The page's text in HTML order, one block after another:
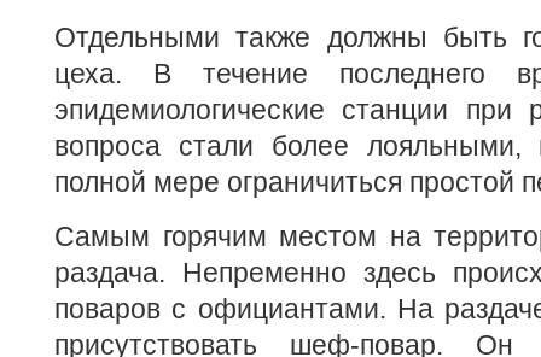
Отдельными также должны быть
цеха. В течение последнего
эпидемиологические станции при
вопроса стали более
полной мере ограничиться простой
Самым горячим местом на
раздача. Непременно здесь
поваров с официантами. На
присутствовать шеф-повар.